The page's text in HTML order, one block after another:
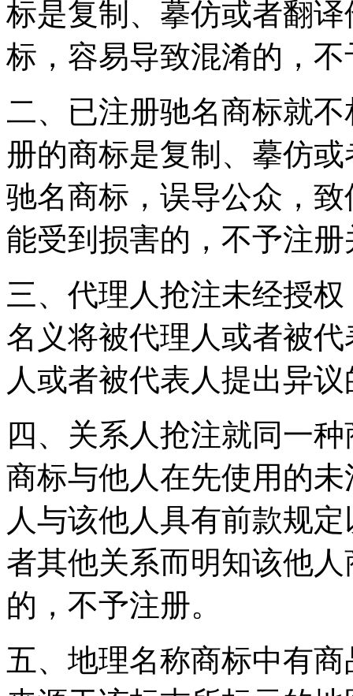
标是复制、摹仿或者翻
标，容易导致混淆的，
二、已注册驰名商标就
册的商标是复制、摹仿
驰名商标，误导公众，
能受到损害的，不予注
三、代理人抢注未经授
名义将被代理人或者被
人或者被代表人提出异
四、关系人抢注就同一
商标与他人在先使用的
人与该他人具有前款规
者其他关系而明知该他
的，不予注册。
五、地理名称商标中有